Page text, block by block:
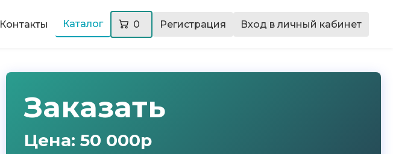
Контакты Каталог 0 Регистрация Вход в личный кабинет
Заказать
Цена: 50 000р